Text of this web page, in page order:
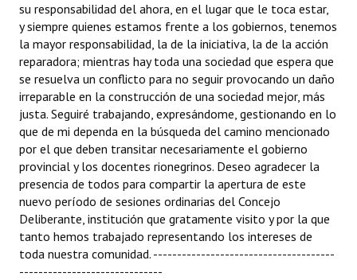
su responsabilidad del ahora, en el lugar que le toca estar,
y siempre quienes estamos frente a los gobiernos, tenemos
la mayor responsabilidad, la de la iniciativa, la de la acción
reparadora; mientras hay toda una sociedad que espera que
se resuelva un conflicto para no seguir provocando un daño
irreparable en la construcción de una sociedad mejor, más
justa. Seguiré trabajando, expresándome, gestionando en lo
que de mi dependa en la búsqueda del camino mencionado
por el que deben transitar necesariamente el gobierno
provincial y los docentes rionegrinos. Deseo agradecer la
presencia de todos para compartir la apertura de este
nuevo período de sesiones ordinarias del Concejo
Deliberante, institución que gratamente visito y por la que
tanto hemos trabajado representando los intereses de
toda nuestra comunidad. --------------------------------------
------------------------------